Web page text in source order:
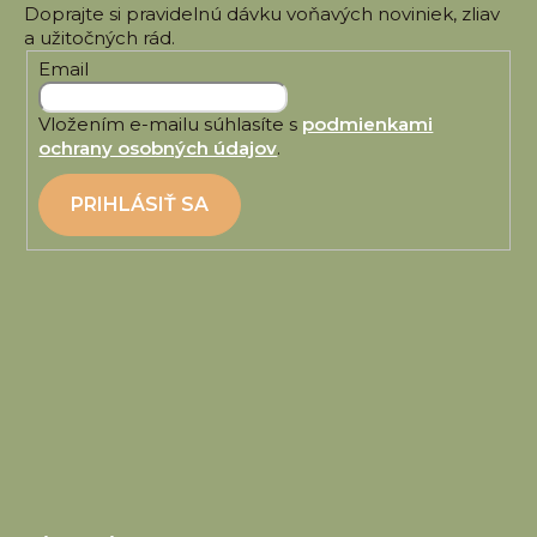
Email
Vložením e-mailu súhlasíte s podmienkami
ochrany osobných údajov.
PRIHLÁSIŤ SA